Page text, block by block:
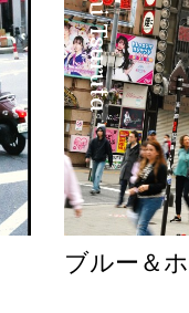
ブルー＆